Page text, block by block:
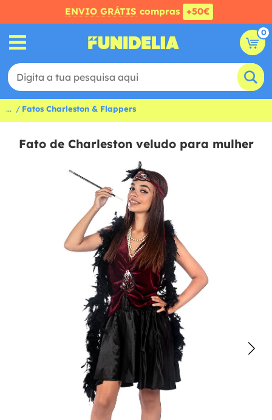
ENVIO GRÁTIS compras +50€
0
... Fatos Charleston & Flappers
Fato de Charleston veludo para mulher